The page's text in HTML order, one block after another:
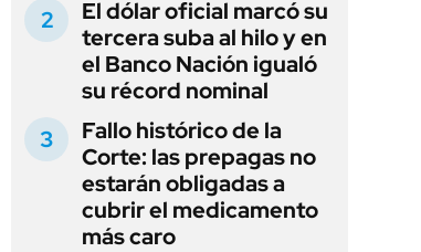
El dólar oficial marcó su
tercera suba al hilo y en
el Banco Nación igualó
su récord nominal
Fallo histórico de la
Corte: las prepagas no
estarán obligadas a
cubrir el medicamento
más caro